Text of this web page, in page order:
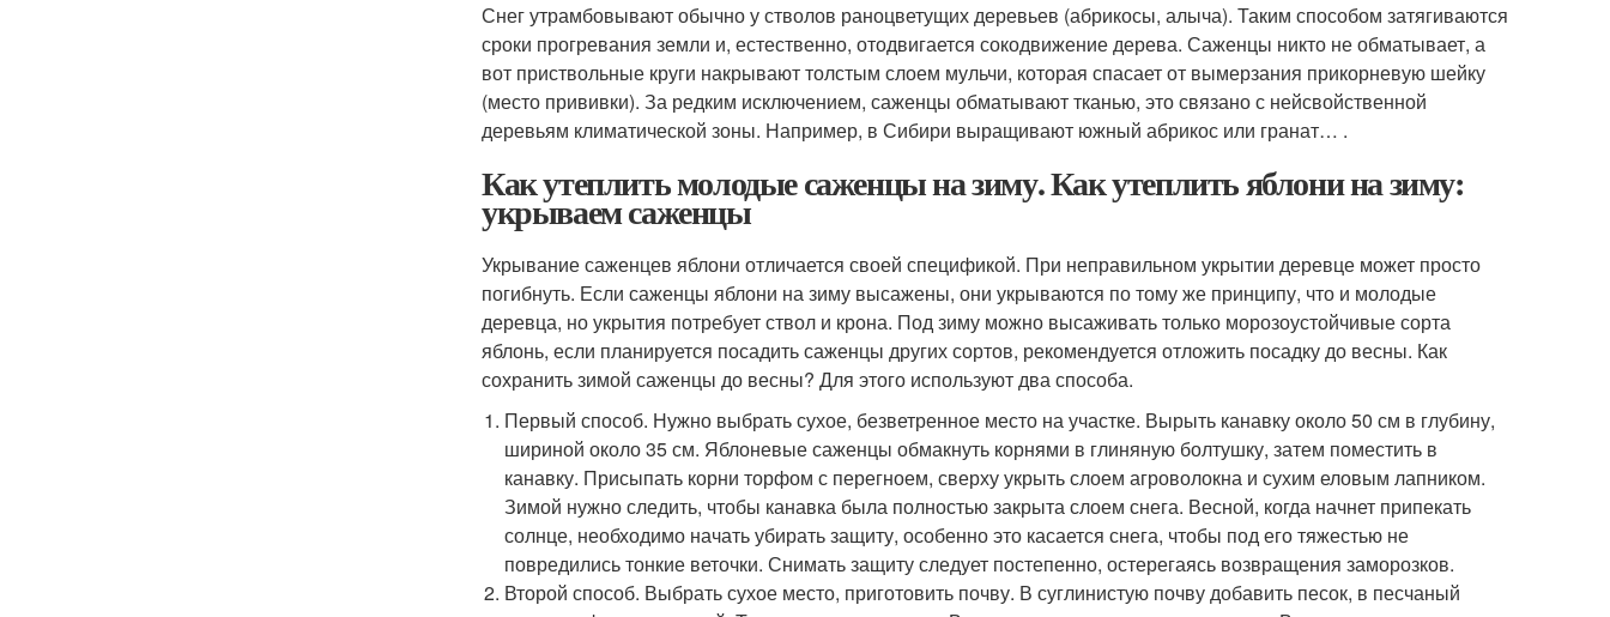
Снег утрамбовывают обычно у стволов раноцветущих деревьев (абрикосы, алыча). Таким способом затягиваются
сроки прогревания земли и, естественно, отодвигается сокодвижение дерева. Саженцы никто не обматывает, а
вот приствольные круги накрывают толстым слоем мульчи, которая спасает от вымерзания прикорневую шейку
(место прививки). За редким исключением, саженцы обматывают тканью, это связано с нейсвойственной
деревьям климатической зоны. Например, в Сибири выращивают южный абрикос или гранат… .
Как утеплить молодые саженцы на зиму. Как утеплить яблони на зиму:
укрываем саженцы
Укрывание саженцев яблони отличается своей спецификой. При неправильном укрытии деревце может просто
погибнуть. Если саженцы яблони на зиму высажены, они укрываются по тому же принципу, что и молодые
деревца, но укрытия потребует ствол и крона. Под зиму можно высаживать только морозоустойчивые сорта
яблонь, если планируется посадить саженцы других сортов, рекомендуется отложить посадку до весны. Как
сохранить зимой саженцы до весны? Для этого используют два способа.
Первый способ. Нужно выбрать сухое, безветренное место на участке. Вырыть канавку около 50 см в глубину,
шириной около 35 см. Яблоневые саженцы обмакнуть корнями в глиняную болтушку, затем поместить в
канавку. Присыпать корни торфом с перегноем, сверху укрыть слоем агроволокна и сухим еловым лапником.
Зимой нужно следить, чтобы канавка была полностью закрыта слоем снега. Весной, когда начнет припекать
солнце, необходимо начать убирать защиту, особенно это касается снега, чтобы под его тяжестью не
повредились тонкие веточки. Снимать защиту следует постепенно, остерегаясь возвращения заморозков.
Второй способ. Выбрать сухое место, приготовить почву. В суглинистую почву добавить песок, в песчаный